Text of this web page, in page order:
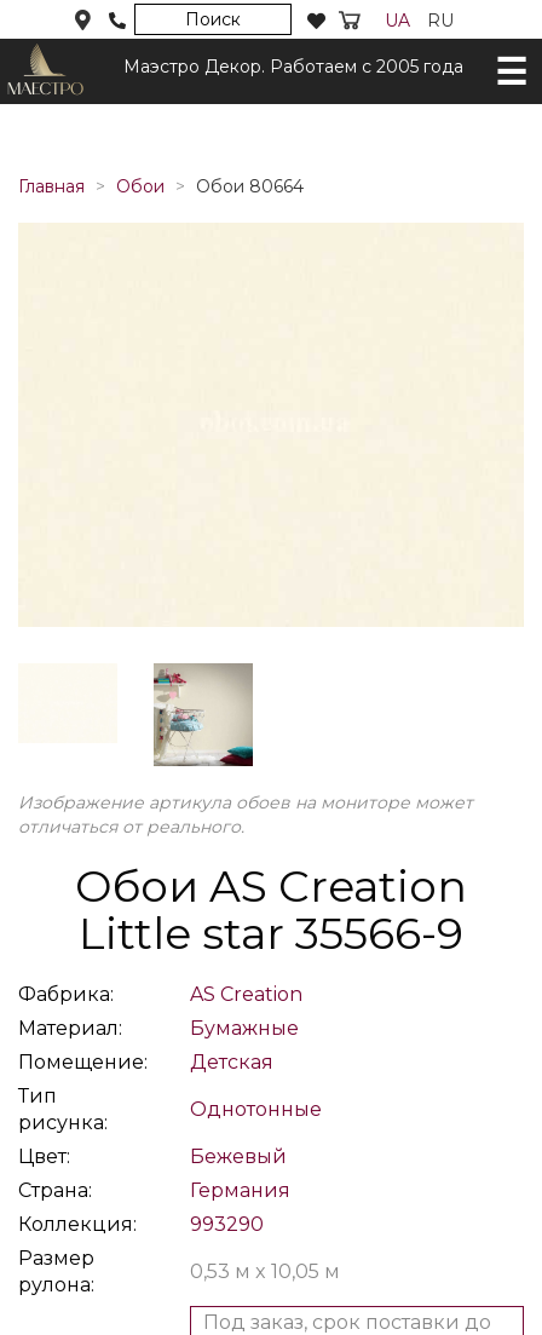
Поиск UA RU
Маэстро Декор. Работаем с 2005 года
Главная Обои Обои 80664
Изображение артикула обоев на мониторе может
отличаться от реального.
Обои AS Creation
Little star 35566-9
Фабрика:
AS Creation
Материал:
Бумажные
Помещение:
Детская
Тип
рисунка:
Однотонные
Цвет:
Бежевый
Страна:
Германия
Коллекция:
993290
Размер
рулона:
0,53 м x 10,05 м
Под заказ, срок поставки до